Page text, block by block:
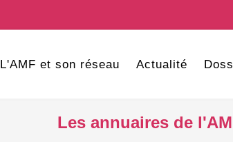
L'AMF et son réseau Actualité
Les annuaires de